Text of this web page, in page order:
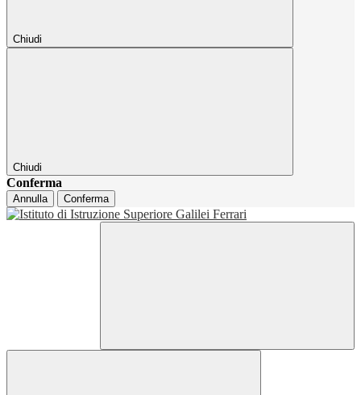
Chiudi
Chiudi
Conferma
Annulla Conferma